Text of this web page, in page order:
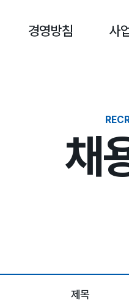
경영방침 사
채
제목